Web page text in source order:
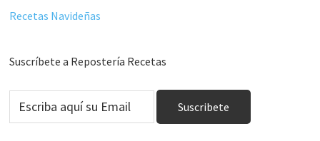
Recetas Navideñas
Suscríbete a Repostería Recetas